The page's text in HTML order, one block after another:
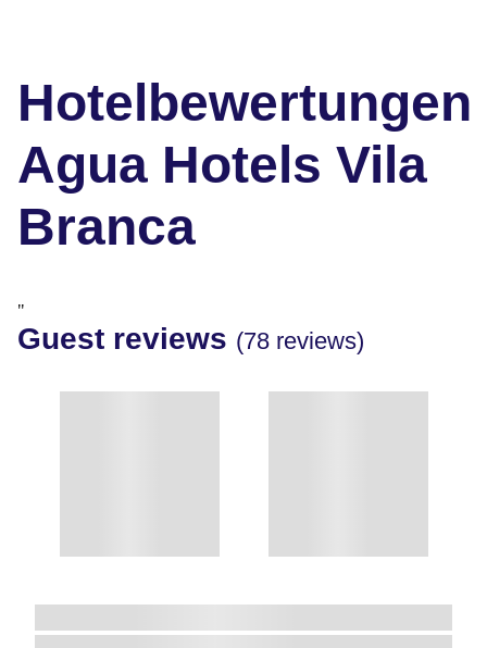
Hotelbewertungen
Agua Hotels Vila
Branca
"
Guest reviews (78 reviews)